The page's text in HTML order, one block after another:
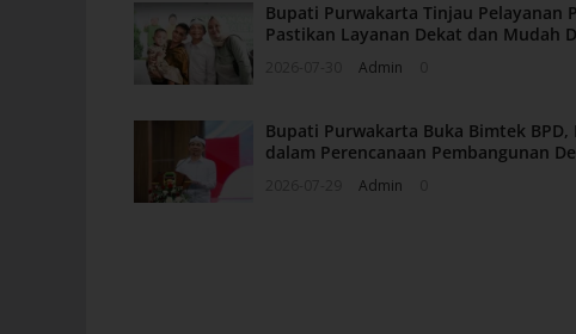
Bupati Purwakarta Tinjau Pelayanan
Pastikan Layanan Dekat dan Mudah
Admin
Bupati Purwakarta Buka Bimtek
dalam Perencanaan Pembangunan
Admin